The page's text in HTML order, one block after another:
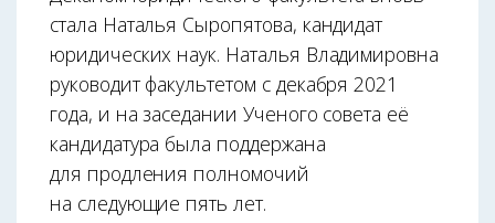
стала Наталья Сыропятова, кандидат
юридических наук. Наталья Владимировна
руководит факультетом с декабря 2021
года, и на заседании Ученого совета её
кандидатура была поддержана
для продления полномочий
на следующие пять лет.